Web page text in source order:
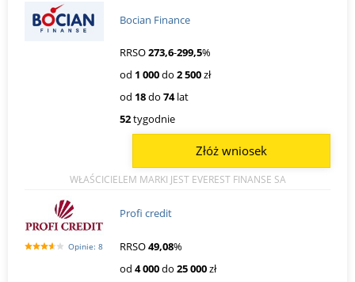
Bocian Finance
RRSO273,6-299,5%
od 1 000do 2 500zł
od 18do 74lat
52tygodnie
WŁAŚCICIELEM MARKI JEST EVEREST FINANSE SA
Złóż wniosek
Opinie: 8
Profi credit
RRSO49,08%
od 4 000do 25 000zł